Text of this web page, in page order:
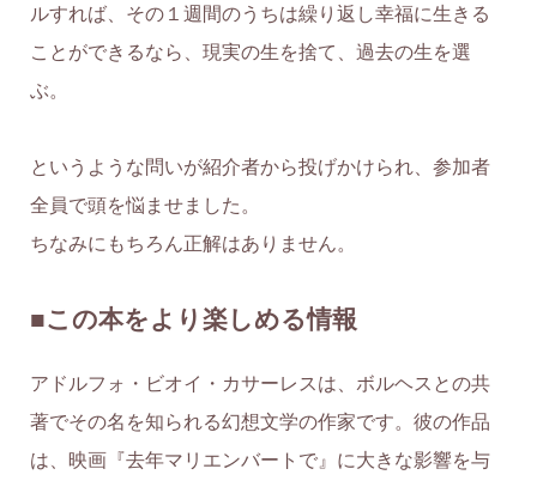
ルすれば、その１週間のうちは繰り返し幸福に生きる
ことができるなら、現実の生を捨て、過去の生を選
ぶ。
というような問いが紹介者から投げかけられ、参加者
全員で頭を悩ませました。
ちなみにもちろん正解はありません。
■この本をより楽しめる情報
アドルフォ・ビオイ・カサーレスは、ボルヘスとの共
著でその名を知られる幻想文学の作家です。彼の作品
は、映画『去年マリエンバートで』に大きな影響を与